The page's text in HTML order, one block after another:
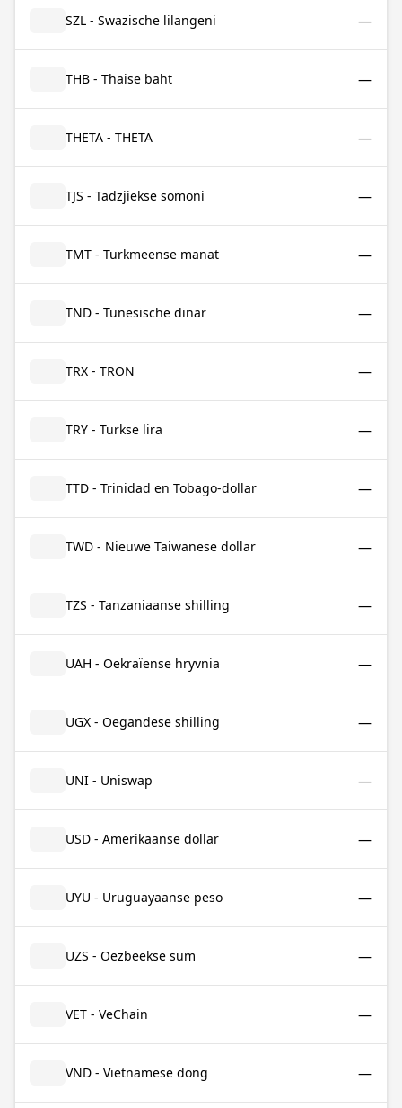
SZL - Swazische lilangeni —
THB - Thaise baht —
THETA - THETA —
TJS - Tadzjiekse somoni —
TMT - Turkmeense manat —
TND - Tunesische dinar —
TRX - TRON —
TRY - Turkse lira —
TTD - Trinidad en Tobago-dollar —
TWD - Nieuwe Taiwanese dollar —
TZS - Tanzaniaanse shilling —
UAH - Oekraïense hryvnia —
UGX - Oegandese shilling —
UNI - Uniswap —
USD - Amerikaanse dollar —
UYU - Uruguayaanse peso —
UZS - Oezbeekse sum —
VET - VeChain —
VND - Vietnamese dong —